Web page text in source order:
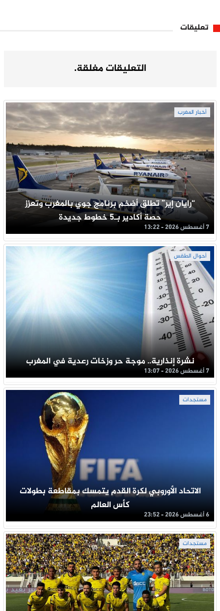
تعليقات
التعليقات مغلقة.
أخبار المغرب
“رايان إير” تطلق أضخم برنامج جوي بالمغرب وتعزز
حصة أكادير بـ5 خطوط جديدة
7 أغسطس 2026 - 13:22
أحوال الطقس
نشرة إنذارية.. موجة حر وزخات رعدية في المغرب
7 أغسطس 2026 - 13:07
مستجدات
الاتحاد الأوروبي لكرة القدم يتمسك بمقاطعة بطولات
كأس العالم
6 أغسطس 2026 - 23:52
مستجدات